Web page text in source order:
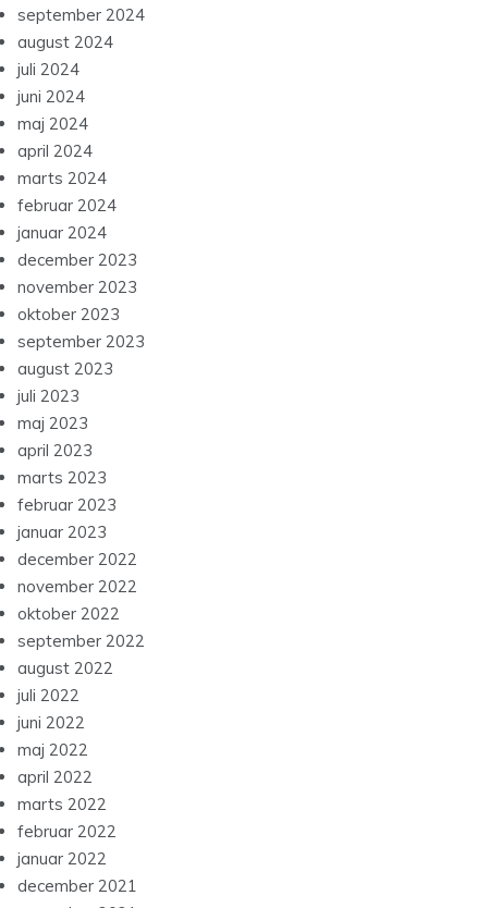
september 2024
august 2024
juli 2024
juni 2024
maj 2024
april 2024
marts 2024
februar 2024
januar 2024
december 2023
november 2023
oktober 2023
september 2023
august 2023
juli 2023
maj 2023
april 2023
marts 2023
februar 2023
januar 2023
december 2022
november 2022
oktober 2022
september 2022
august 2022
juli 2022
juni 2022
maj 2022
april 2022
marts 2022
februar 2022
januar 2022
december 2021